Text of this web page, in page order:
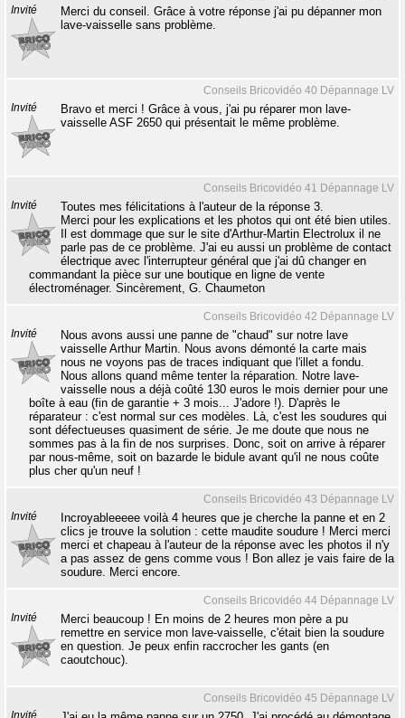
Invité
Merci du conseil. Grâce à votre réponse j'ai pu dépanner mon
lave-vaisselle sans problème.
Conseils Bricovidéo 40 Dépannage LV
Invité
Bravo et merci ! Grâce à vous, j'ai pu réparer mon lave-
vaisselle ASF 2650 qui présentait le même problème.
Conseils Bricovidéo 41 Dépannage LV
Invité
Toutes mes félicitations à l'auteur de la réponse 3.
Merci pour les explications et les photos qui ont été bien utiles.
Il est dommage que sur le site d'Arthur-Martin Electrolux il ne
parle pas de ce problème. J'ai eu aussi un problème de contact
électrique avec l'interrupteur général que j'ai dû changer en
commandant la pièce sur une boutique en ligne de vente
électroménager. Sincèrement, G. Chaumeton
Conseils Bricovidéo 42 Dépannage LV
Invité
Nous avons aussi une panne de "chaud" sur notre lave
vaisselle Arthur Martin. Nous avons démonté la carte mais
nous ne voyons pas de traces indiquant que l'illet a fondu.
Nous allons quand même tenter la réparation. Notre lave-
vaisselle nous a déjà coûté 130 euros le mois dernier pour une
boîte à eau (fin de garantie + 3 mois... J'adore !). D'après le
réparateur : c'est normal sur ces modèles. Là, c'est les soudures qui
sont défectueuses quasiment de série. Je me doute que nous ne
sommes pas à la fin de nos surprises. Donc, soit on arrive à réparer
par nous-même, soit on bazarde le bidule avant qu'il ne nous coûte
plus cher qu'un neuf !
Conseils Bricovidéo 43 Dépannage LV
Invité
Incroyableeeee voilà 4 heures que je cherche la panne et en 2
clics je trouve la solution : cette maudite soudure ! Merci merci
merci et chapeau à l'auteur de la réponse avec les photos il n'y
a pas assez de gens comme vous ! Bon allez je vais faire de la
soudure. Merci encore.
Conseils Bricovidéo 44 Dépannage LV
Invité
Merci beaucoup ! En moins de 2 heures mon père a pu
remettre en service mon lave-vaisselle, c'était bien la soudure
en question. Je peux enfin raccrocher les gants (en
caoutchouc).
Conseils Bricovidéo 45 Dépannage LV
Invité